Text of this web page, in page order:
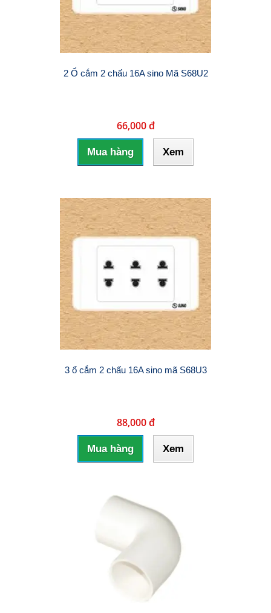
2 Ổ cắm 2 chấu 16A sino Mã S68U2
66,000 đ
Mua hàng Xem
3 ổ cắm 2 chấu 16A sino mã S68U3
88,000 đ
Mua hàng Xem